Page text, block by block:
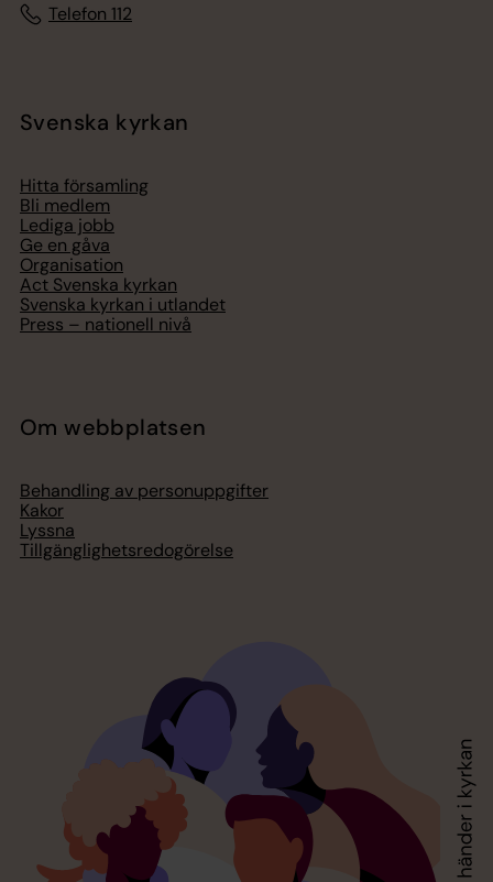
Telefon 112
Svenska kyrkan
Hitta församling
Bli medlem
Lediga jobb
Ge en gåva
Organisation
Act Svenska kyrkan
Svenska kyrkan i utlandet
Press – nationell nivå
Om webbplatsen
Behandling av personuppgifter
Kakor
Lyssna
Tillgänglighetsredogörelse